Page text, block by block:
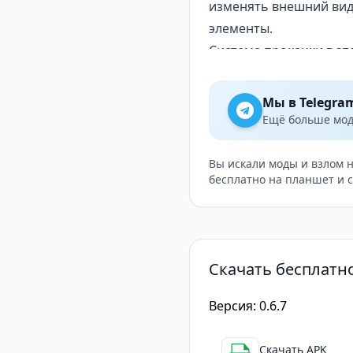
изменять внешний
элементы.
Система прокачки в
вам доминировать на
Графика и звук
Графика в Nitro Speed
игра не стремится к
плавной анимацией и
локаций и погодных
Nitro Speed — это
Nitro Speed— это
динамичного
Мы в
Ещё больше
Вы искали моды и взлом
бесплатно на планшет и
Скачать
Версия: 0.6.7
Скачать APK